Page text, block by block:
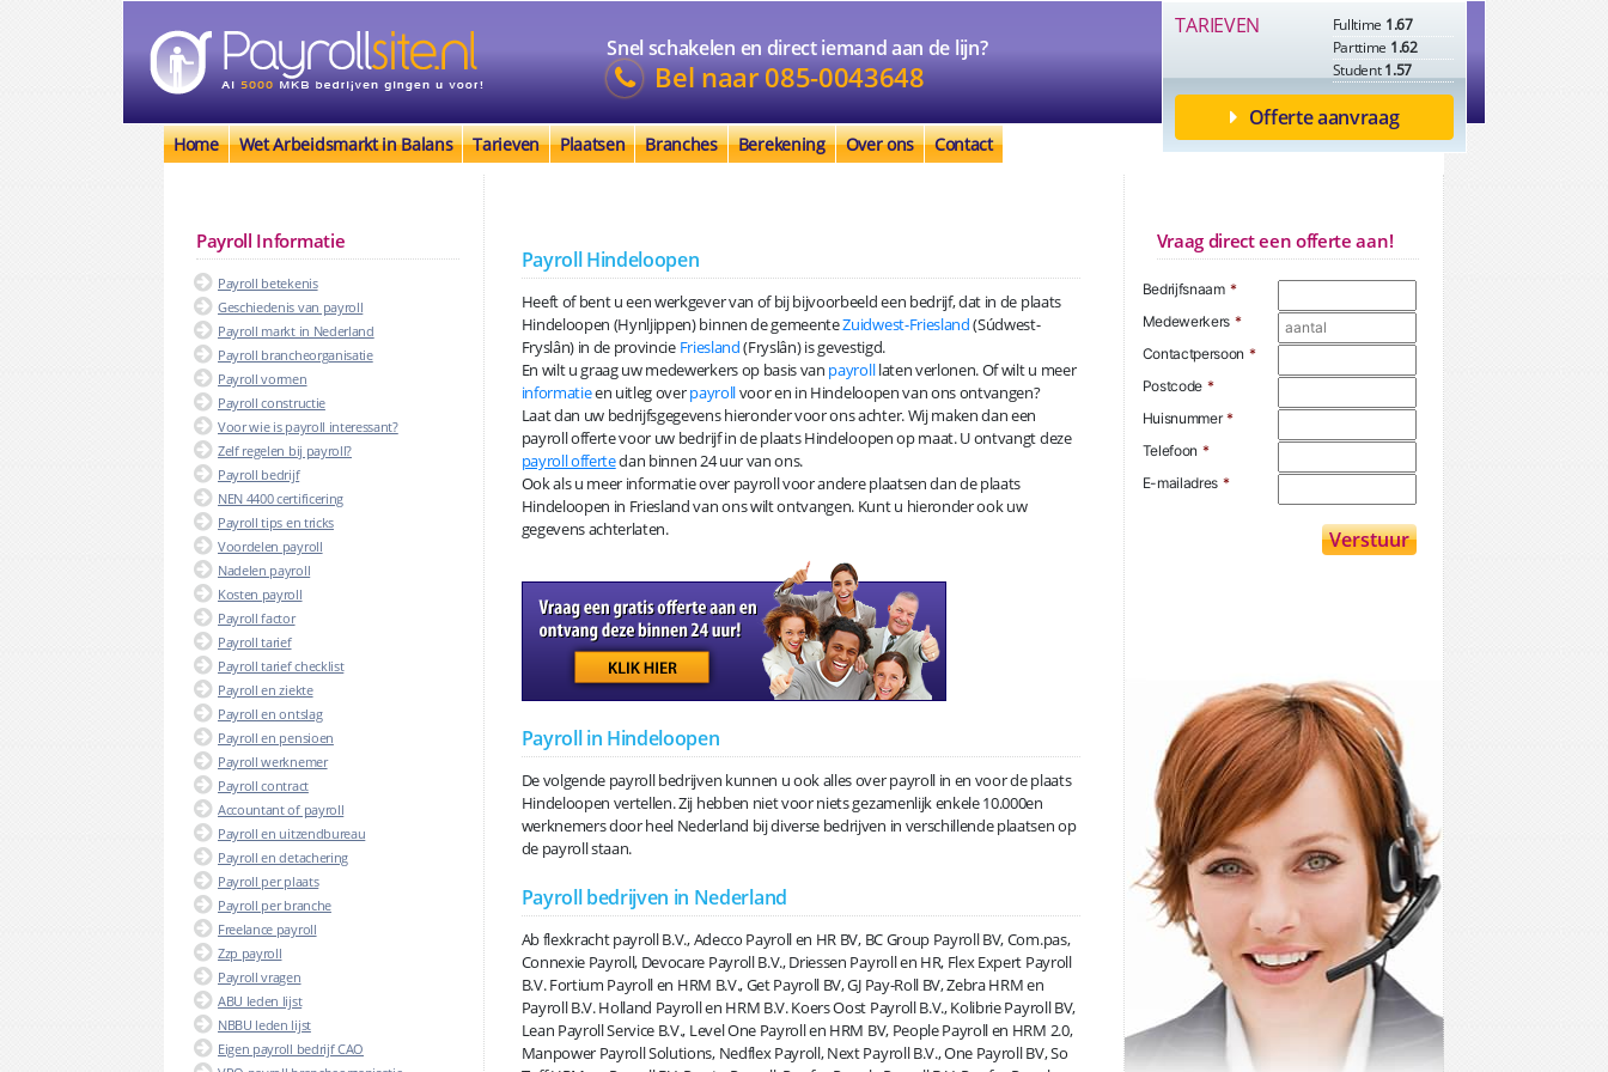
Snel schakelen en direct iemand aan de lijn?
Bel naar085-0043648
TARIEVEN Fulltime 1.67
Parttime 1.62
Student1.57
Offerte aanvraag
Home Wet Arbeidsmarkt in Balans Tarieven Plaatsen Branches Berekening Over ons Contact
Payroll Informatie
Payroll betekenis
Geschiedenis van payroll
Payroll markt in Nederland
Payroll brancheorganisatie
Payroll vormen
Payroll constructie
Voor wie is payroll interessant?
Zelf regelen bij payroll?
Payroll bedrijf
NEN 4400 certificering
Payroll tips en tricks
Voordelen payroll
Nadelen payroll
Kosten payroll
Payroll factor
Payroll tarief
Payroll tarief checklist
Payroll en ziekte
Payroll en ontslag
Payroll en pensioen
Payroll werknemer
Payroll contract
Accountant of payroll
Payroll en uitzendbureau
Payroll en detachering
Payroll per plaats
Payroll per branche
Freelance payroll
Zzp payroll
Payroll vragen
ABU leden lijst
NBBU leden lijst
Eigen payroll bedrijf CAO
Payroll Hindeloopen
Heeft of bent u een werkgever van of bij bijvoorbeeld een bedrijf, dat in de plaats
Hindeloopen (Hynljippen) binnen de gemeenteZuidwest-Friesland(Súdwest-
Fryslân) in de provincie Friesland(Fryslân) is gevestigd.
En wilt u graag uw medewerkers op basis van payrolllaten verlonen. Of wilt u meer
informatieen uitleg overpayrollvoor en in Hindeloopen van ons ontvangen?
Laat dan uw bedrijfsgegevens hieronder voor ons achter. Wij maken dan een
payroll offerte voor uw bedrijf in de plaats Hindeloopen op maat. U ontvangt deze
payroll offertedan binnen 24 uur van ons.
Ook als u meer informatie over payroll voor andere plaatsen dan de plaats
Hindeloopen in Friesland van ons wilt ontvangen. Kunt u hieronder ook uw
gegevens achterlaten.
Payroll in Hindeloopen
De volgende payroll bedrijven kunnen u ook alles over payroll in en voor de plaats
Hindeloopen vertellen. Zij hebben niet voor niets gezamenlijk enkele 10.000en
werknemers door heel Nederland bij diverse bedrijven in verschillende plaatsen op
de payroll staan.
Payroll bedrijven in Nederland
Ab flexkracht payroll B.V., Adecco Payroll en HR BV, BC Group Payroll BV, Com.pas,
Connexie Payroll, Devocare Payroll B.V., Driessen Payroll en HR, Flex Expert Payroll
B.V. Fortium Payroll en HRM B.V., Get Payroll BV, GJ Pay-Roll BV, Zebra HRM en
Payroll B.V. Holland Payroll en HRM B.V. Koers Oost Payroll B.V., Kolibrie Payroll BV,
Lean Payroll Service B.V., Level One Payroll en HRM BV, People Payroll en HRM 2.0,
Manpower Payroll Solutions, Nedflex Payroll, Next Payroll B.V., One Payroll BV, So
Vraag direct een offerte aan!
Bedrijfsnaam *
Medewerkers *
Contactpersoon *
Postcode *
Huisnummer *
Telefoon *
E-mailadres *